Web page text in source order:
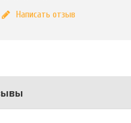
Написать отзыв